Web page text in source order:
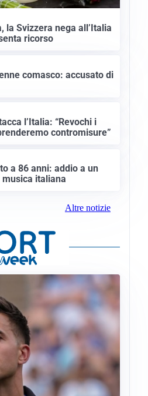
la Svizzera nega all’Italia
ricorso
comasco: accusato di
l’Italia: “Revochi i
contromisure”
a 86 anni: addio a un
italiana
Altre notizie